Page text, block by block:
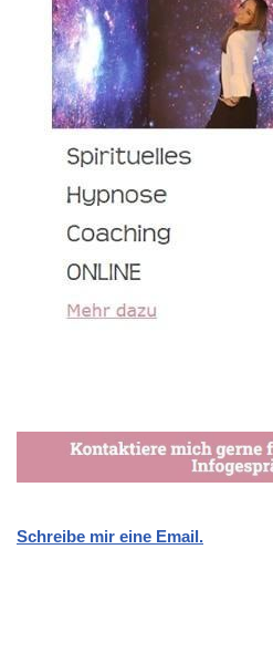
Schreibe mir eine Email.